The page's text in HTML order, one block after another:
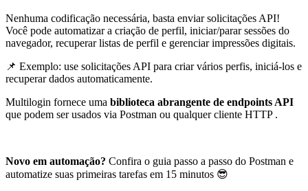
Nenhuma codificação necessária, basta enviar solicitações API!
Você pode automatizar a criação de perfil, iniciar/parar sessões do
navegador, recuperar listas de perfil e gerenciar impressões digitais.
📌 Exemplo: use solicitações API para criar vários perfis, iniciá-los e
recuperar dados automaticamente.
Multilogin fornece uma biblioteca abrangente de endpoints API
que podem ser usados via Postman ou qualquer cliente HTTP .
Novo em automação? Confira o guia passo a passo do Postman e
automatize suas primeiras tarefas em 15 minutos 😎